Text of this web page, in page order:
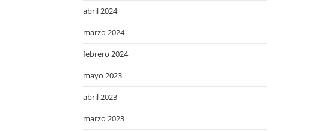
abril 2024
marzo 2024
febrero 2024
mayo 2023
abril 2023
marzo 2023